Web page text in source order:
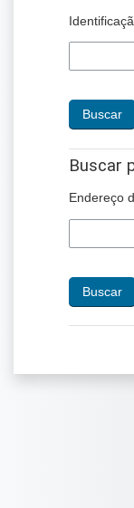
Buscar
Buscar
Endereço